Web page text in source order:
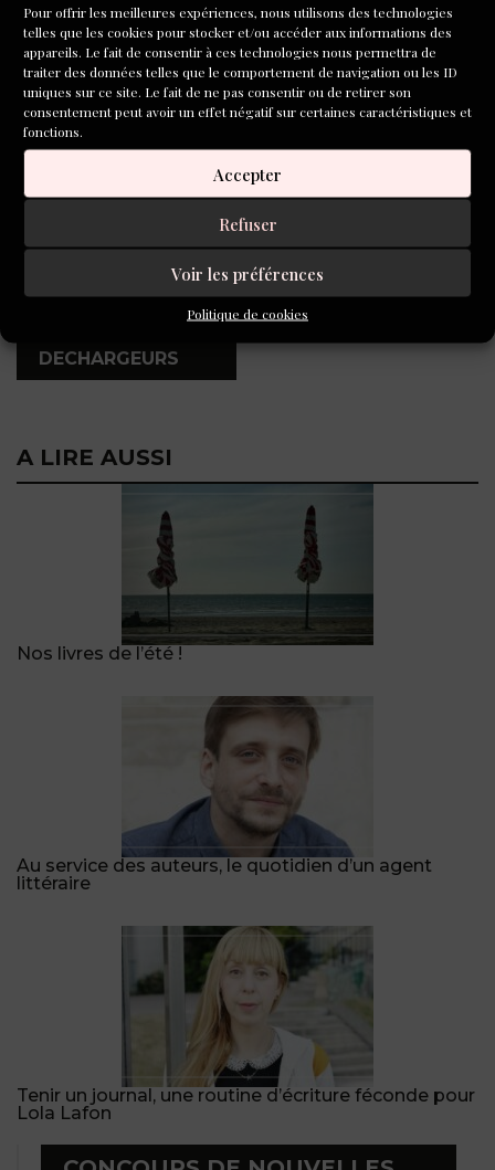
Pour offrir les meilleures expériences, nous utilisons des technologies
telles que les cookies pour stocker et/ou accéder aux informations des
appareils. Le fait de consentir à ces technologies nous permettra de
traiter des données telles que le comportement de navigation ou les ID
uniques sur ce site. Le fait de ne pas consentir ou de retirer son
consentement peut avoir un effet négatif sur certaines caractéristiques et
fonctions.
Accepter
Refuser
Voir les préférences
Politique de cookies
TAGS
CHRISTOPHE
DELLOCQUE
SOUVIENS PAS
DECHARGEURS
PARTAGER
A LIRE AUSSI
Nos livres de l’été !
Au service des auteurs, le quotidien d’un agent
littéraire
Tenir un journal, une routine d’écriture féconde pour
Lola Lafon